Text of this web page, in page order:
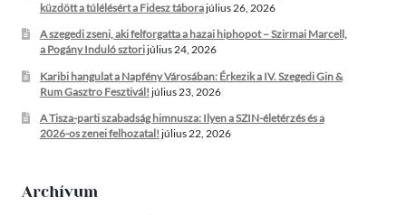
küzdött a túlélésért a Fidesz táborajúlius 26, 2026
A szegedi zseni, aki felforgatta a hazai hiphopot – Szirmai Marcell,
a Pogány Induló sztorijúlius 24, 2026
Karibi hangulat a Napfény Városában: Érkezik a IV. Szegedi Gin &
Rum Gasztro Fesztivál! július 23, 2026
A Tisza-parti szabadság himnusza: Ilyen a SZIN-életérzés és a
2026-os zenei felhozatal! július 22, 2026
Archívum